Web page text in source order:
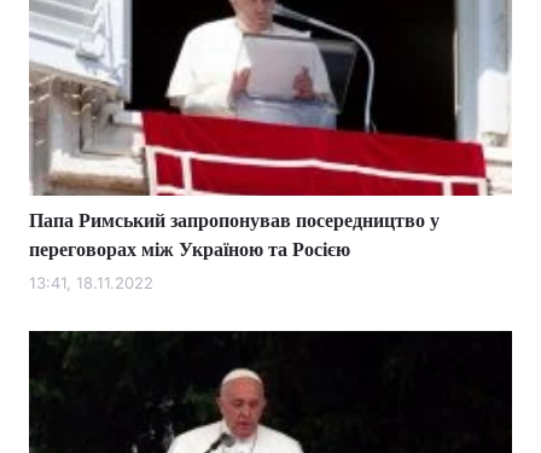
Папа Римський запропонував посередництво у
переговорах між Україною та Росією
13:41, 18.11.2022